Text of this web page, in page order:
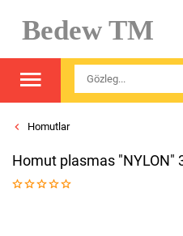
Bedew TM
Homutlar
Homut plasmas "NYLON"